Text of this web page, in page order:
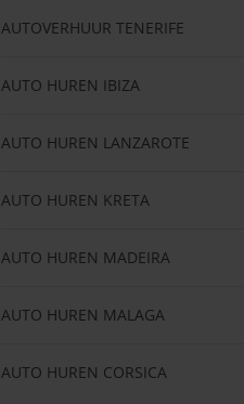
AUTOVERHUUR TENERIFE
AUTO HUREN IBIZA
AUTO HUREN LANZAROTE
AUTO HUREN KRETA
AUTO HUREN MADEIRA
AUTO HUREN MALAGA
AUTO HUREN CORSICA